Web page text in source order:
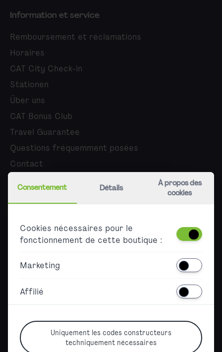
Consentement Détails
À propos des
cookies
Cookies nécessaires pour le
fonctionnement de cette boutique :
Marketing
Affilié
Uniquement les codes constructeurs
techniquement nécessaires
Information et service
Remboursement et réclamations
Horaires
CAT City Check-in
Stationen
Über uns
CAT Bonus Club
Travel Guarantee
Questions fréquemment posées
Contact
À propos de nous
Carrière
Presse
Partenaires
Accessibility